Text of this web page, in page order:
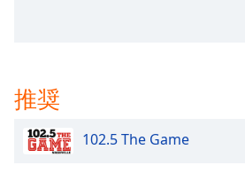
Fullscreen
This
推奨
102.5 The Game